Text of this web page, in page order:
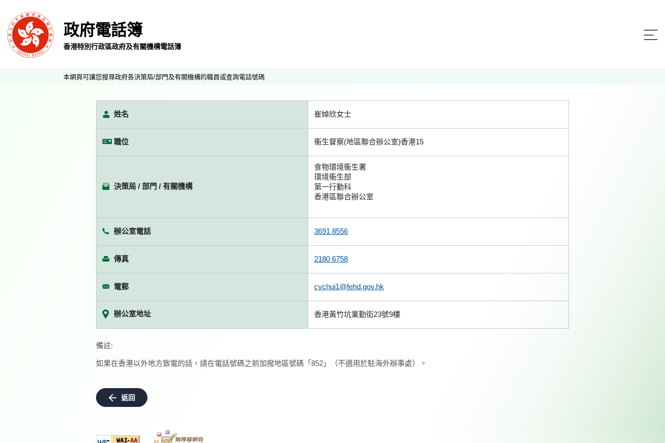
政府電話簿
香港特別行政區政府及有關機構電話簿
本網頁可讓您搜尋政府各決策局/部門及有關機構的職員或查詢電話號碼
姓名 崔婥欣女士
職位 衞生督察(地區聯合辦公室)香港15
決策局 / 部門 / 有關機構
食物環境衞生署
環境衞生部
第一行動科
香港區聯合辦公室
辦公室電話 3691 8556
傳真 2180 6758
電郵 cychui1@fehd.gov.hk
辦公室地址 香港黃竹坑業勤街23號9樓
備註:
如果在香港以外地方致電的話，請在電話號碼之前加撥地區號碼「852」（不適用於駐海外辦事處）。
返回